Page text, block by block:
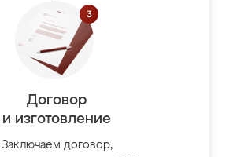
Договор
и изготовление
Заключаем договор,